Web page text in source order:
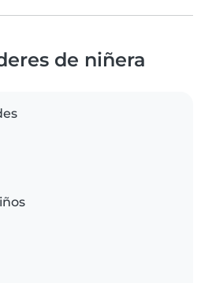
de niñera